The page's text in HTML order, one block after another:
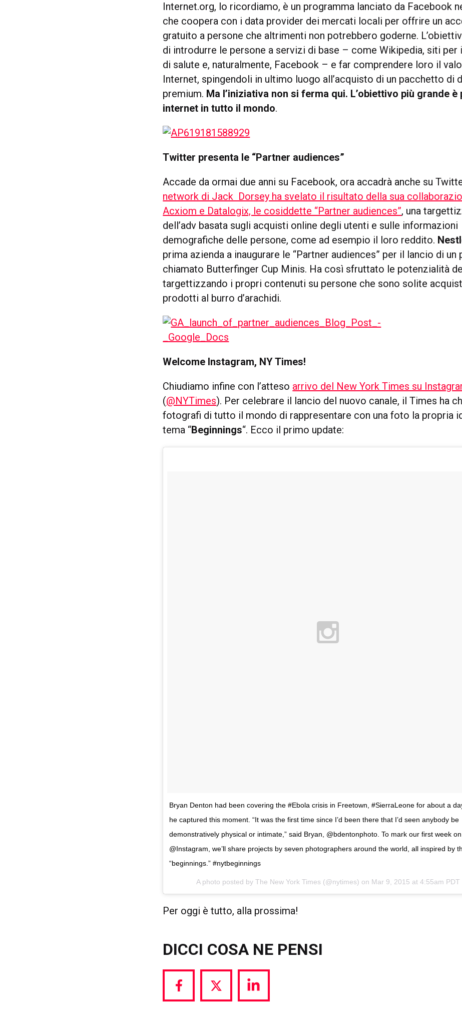
Internet.org, lo ricordiamo, è un programma lanciato da Facebook
che coopera con i data provider dei mercati locali per offrire un
gratuito a persone che altrimenti non potrebbero goderne.
di introdurre le persone a servizi di base – come Wikipedia, siti per
di salute e, naturalmente, Facebook – e far comprendere loro il
Internet, spingendoli in ultimo luogo all’acquisto di un pacchetto di
premium. Ma l’iniziativa non si ferma qui. L’obiettivo più grande è
internet in tutto il mondo.
Twitter presenta le “Partner audiences”
Accade da ormai due anni su Facebook, ora accadrà anche su
network di Jack Dorsey ha svelato il risultato della sua
Acxiom e Datalogix, le cosiddette “Partner audiences”, una
dell’adv basata sugli acquisti online degli utenti e sulle informazioni
demografiche delle persone, come ad esempio il loro reddito.
prima azienda a inaugurare le “Partner audiences” per il lancio di
chiamato Butterfinger Cup Minis. Ha così sfruttato le potenzialità
targettizzando i propri contenuti su persone che sono solite
prodotti al burro d’arachidi.
Welcome Instagram, NY Times!
Chiudiamo infine con l’atteso arrivo del New York Times su
(@NYTimes). Per celebrare il lancio del nuovo canale, il Times ha
fotografi di tutto il mondo di rappresentare con una foto la propria
tema “Beginnings“. Ecco il primo update:
Bryan Denton had been covering the #Ebola crisis in Freetown, #SierraLeone for about a
he captured this moment. “It was the first time since I’d been there that I’d seen anybody be
demonstratively physical or intimate,” said Bryan, @bdentonphoto. To mark our first week on
@Instagram, we’ll share projects by seven photographers around the world, all inspired by
“beginnings.” #nytbeginnings
A photo posted by The New York Times (@nytimes) on Mar 9, 2015 at 4:55am PDT
Per oggi è tutto, alla prossima!
DICCI COSA NE PENSI
Share
Share
Share